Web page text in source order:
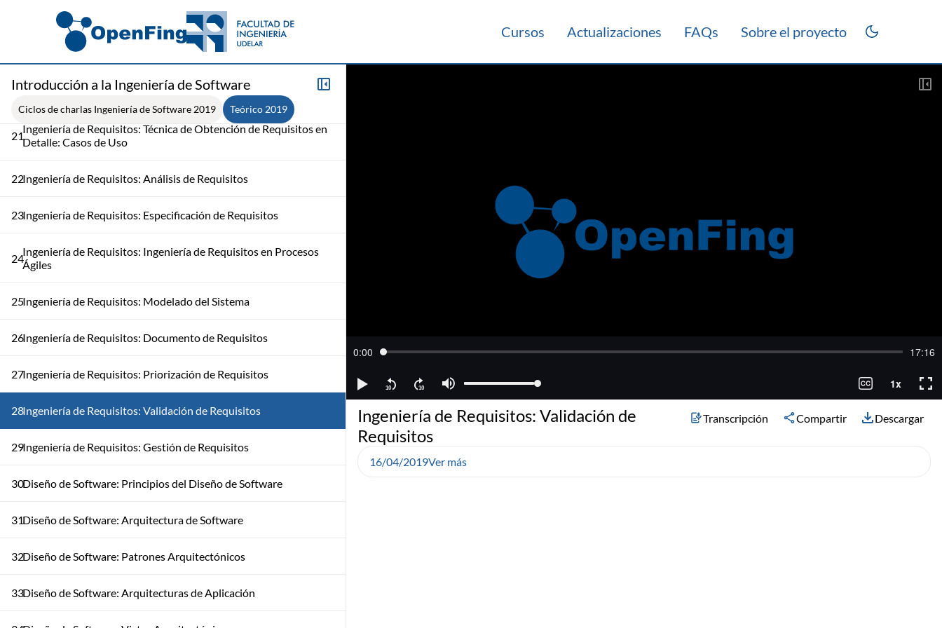
Cursos Actualizaciones FAQs Sobre el proyecto
Introducción a la Ingeniería de Software
Ciclos de charlas Ingeniería de Software 2019 Teórico 2019
Ingeniería de Requisitos: Técnica de Obtención de Requisitos en
Detalle: Prototipado
20Ingeniería de Requisitos: Obtención de Requisitos - Parte 2
21Ingeniería de Requisitos: Técnica de Obtención de Requisitos en
Detalle: Casos de Uso
22Ingeniería de Requisitos: Análisis de Requisitos
23Ingeniería de Requisitos: Especificación de Requisitos
24Ingeniería de Requisitos: Ingeniería de Requisitos en Procesos
Ágiles
25Ingeniería de Requisitos: Modelado del Sistema
26Ingeniería de Requisitos: Documento de Requisitos
27Ingeniería de Requisitos: Priorización de Requisitos
28Ingeniería de Requisitos: Validación de Requisitos
29Ingeniería de Requisitos: Gestión de Requisitos
30Diseño de Software: Principios del Diseño de Software
31Diseño de Software: Arquitectura de Software
32Diseño de Software: Patrones Arquitectónicos
33Diseño de Software: Arquitecturas de Aplicación
Ingeniería de Requisitos: Validación de
Requisitos
Transcripción Compartir Descargar
16/04/2019Ver más